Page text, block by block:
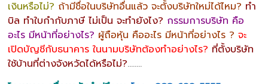
เงินหรือไม่? ถ้ามีชื่อในบริษัทอื่นแล้ว จะตั้งบริษัทใหม่ได้ไหม? ทำ
บิล ทำใบกำกับภาษี ไม่เป็น จะทำยังไง? กรรมการบริษัท คือ
อะไร มีหน้าที่อย่างไร? ผู้ถือหุ้น คืออะไร มีหน้าที่อย่างไร ? จะ
เปิดบัญชีกับธนาคาร ในนามบริษัทต้องทำอย่างไร? ที่ตั้งบริษัท
ใช้บ้านที่ต่างจังหวัดได้หรือไม่?……..